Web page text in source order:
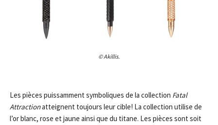
© Akillis.
Les pièces puissamment symboliques de la collection Fatal
Attractionatteignent toujours leur cible! La collection utilise de
l’or blanc, rose et jaune ainsi que du titane. Les pièces sont soit